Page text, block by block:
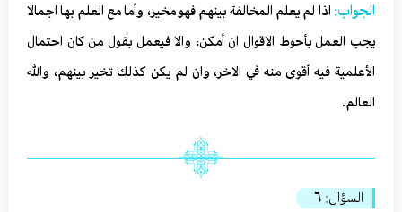
الجواب: اذا لم يعلم المخالفة بينهم فهو مخير، وأما مع العلم بها اجمالا
يجب العمل بأحوط الاقوال ان أمكن، والا فيعمل بقول من كان احتمال
الأعلمية فيه أقوى منه في الاخر، وان لم يكن كذلك تخير بينهم، والله
العالم.
السؤال: ٦